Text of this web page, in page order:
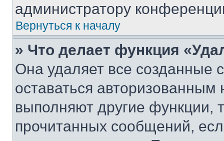
администратору
Вернуться к началу
» Что делает функция
Она удаляет все созданные
оставаться
выполняют другие функции,
прочитанных сообщений,